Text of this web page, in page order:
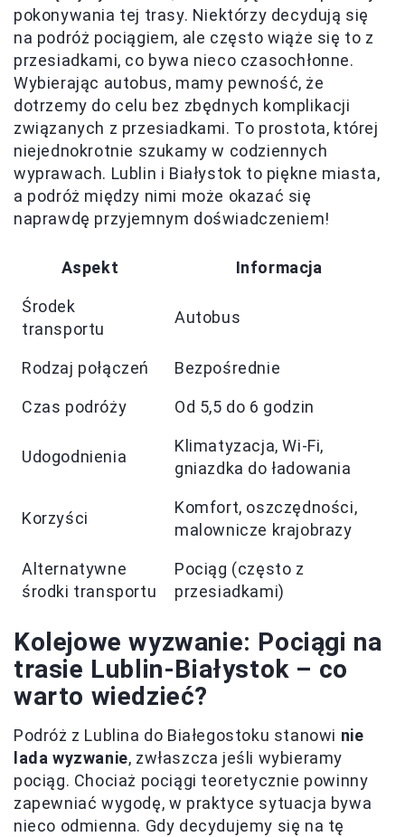
pokonywania tej trasy. Niektórzy decydują się
na podróż pociągiem, ale często wiąże się to z
przesiadkami, co bywa nieco czasochłonne.
Wybierając autobus, mamy pewność, że
dotrzemy do celu bez zbędnych komplikacji
związanych z przesiadkami. To prostota, której
niejednokrotnie szukamy w codziennych
wyprawach. Lublin i Białystok to piękne miasta,
a podróż między nimi może okazać się
naprawdę przyjemnym doświadczeniem!
Aspekt Informacja
Środek
transportu
Autobus
Rodzaj połączeń Bezpośrednie
Czas podróży Od 5,5 do 6 godzin
Udogodnienia
Klimatyzacja, Wi-Fi,
gniazdka do ładowania
Korzyści
Komfort, oszczędności,
malownicze krajobrazy
Alternatywne
środki transportu
Pociąg (często z
przesiadkami)
Kolejowe wyzwanie: Pociągi na
trasie Lublin-Białystok – co
warto wiedzieć?
Podróż z Lublina do Białegostoku stanowi nie
lada wyzwanie, zwłaszcza jeśli wybieramy
pociąg. Chociaż pociągi teoretycznie powinny
zapewniać wygodę, w praktyce sytuacja bywa
nieco odmienna. Gdy decydujemy się na tę